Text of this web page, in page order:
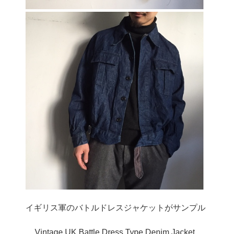
イギリス軍のバトルドレスジャケットがサンプル
Vintage UK Battle Dress Type Denim Jacket